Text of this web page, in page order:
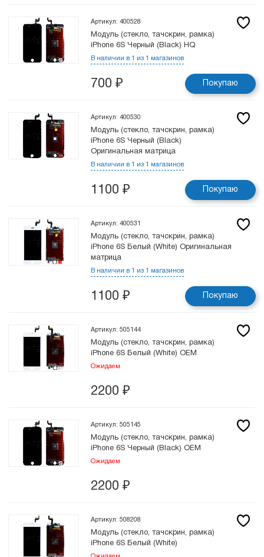
Артикул: 400528
Модуль (стекло, тачскрин, рамка)
iPhone 6S Черный (Black) HQ
В наличии в 1 из 1 магазинов
700 ₽ Покупаю
Артикул: 400530
Модуль (стекло, тачскрин, рамка)
iPhone 6S Черный (Black)
Оригинальная матрица
В наличии в 1 из 1 магазинов
1100 ₽ Покупаю
Артикул: 400531
Модуль (стекло, тачскрин, рамка)
iPhone 6S Белый (White) Оригинальная
матрица
В наличии в 1 из 1 магазинов
1100 ₽ Покупаю
Артикул: 505144
Модуль (стекло, тачскрин, рамка)
iPhone 6S Белый (White) OEM
Ожидаем
2200 ₽
Артикул: 505145
Модуль (стекло, тачскрин, рамка)
iPhone 6S Черный (Black) OEM
Ожидаем
2200 ₽
Артикул: 508208
Модуль (стекло, тачскрин, рамка)
iPhone 6S Белый (White)